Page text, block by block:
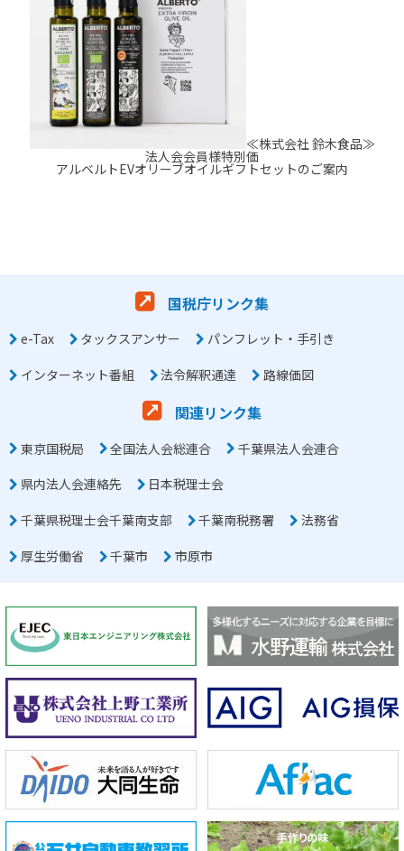
≪株式会社 鈴木食品≫
法人会会員様特別価
アルベルトEVオリーブオイルギフトセットのご案内
国税庁リンク集
e-Tax タックスアンサー
パンフレット・手引き
インターネット番組
法令解釈通達 路線価図
関連リンク集
東京国税局 全国法人会総連合
千葉県法人会連合
県内法人会連絡先
日本税理士会
千葉県税理士会千葉南支部
千葉南税務署
法務省
厚生労働省
千葉市 市原市